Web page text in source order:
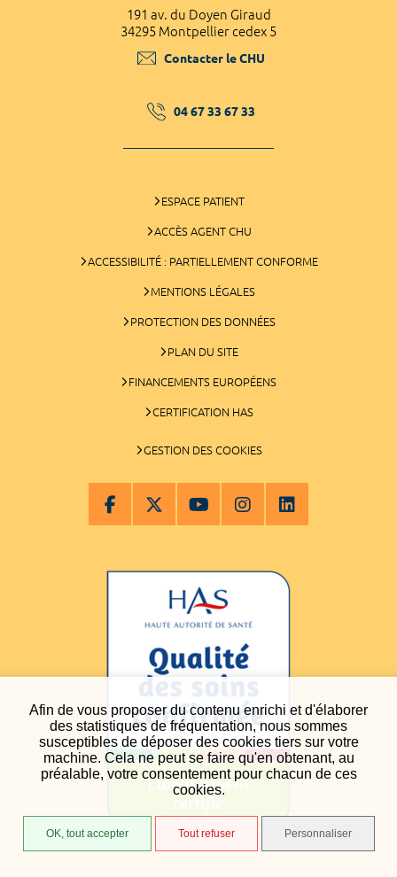
Afin de vous proposer du contenu enrichi et d'élaborer
des statistiques de fréquentation, nous sommes
susceptibles de déposer des cookies tiers sur votre
machine. Cela ne peut se faire qu'en obtenant, au
préalable, votre consentement pour chacun de ces
cookies.
OK, tout accepter Tout refuser Personnaliser
191 av. du Doyen Giraud
34295 Montpellier cedex 5
Contacter le CHU
04 67 33 67 33
ESPACE PATIENT
ACCÈS AGENT CHU
ACCESSIBILITÉ : PARTIELLEMENT CONFORME
MENTIONS LÉGALES
PROTECTION DES DONNÉES
PLAN DU SITE
FINANCEMENTS EUROPÉENS
CERTIFICATION HAS
GESTION DES COOKIES